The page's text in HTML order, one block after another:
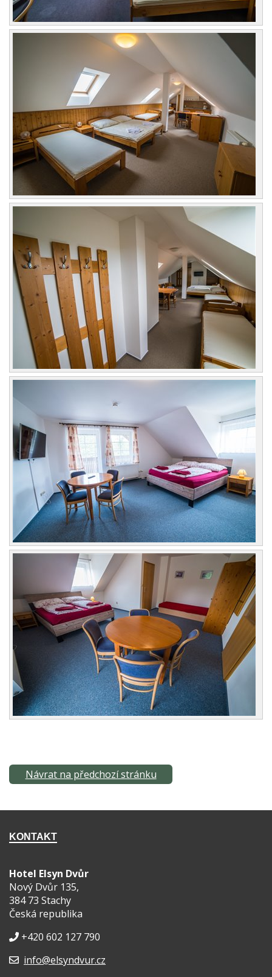
Návrat na předchozí stránku
KONTAKT
Hotel Elsyn Dvůr
Nový Dvůr 135,
384 73 Stachy
Česká republika
+420 602 127 790
info@elsyndvur.cz